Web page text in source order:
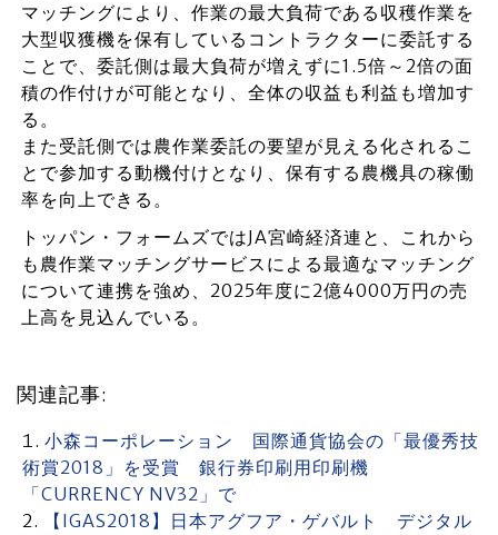
マッチングにより、作業の最大負荷である収穫作業を
大型収獲機を保有しているコントラクターに委託する
ことで、委託側は最大負荷が増えずに1.5倍～2倍の面
積の作付けが可能となり、全体の収益も利益も増加す
る。
また受託側では農作業委託の要望が見える化されるこ
とで参加する動機付けとなり、保有する農機具の稼働
率を向上できる。
トッパン・フォームズではJA宮崎経済連と、これから
も農作業マッチングサービスによる最適なマッチング
について連携を強め、2025年度に2億4000万円の売
上高を見込んでいる。
関連記事:
小森コーポレーション 国際通貨協会の「最優秀技
術賞2018」を受賞 銀行券印刷用印刷機
「CURRENCY NV32」で
【IGAS2018】日本アグフア・ゲバルト デジタル